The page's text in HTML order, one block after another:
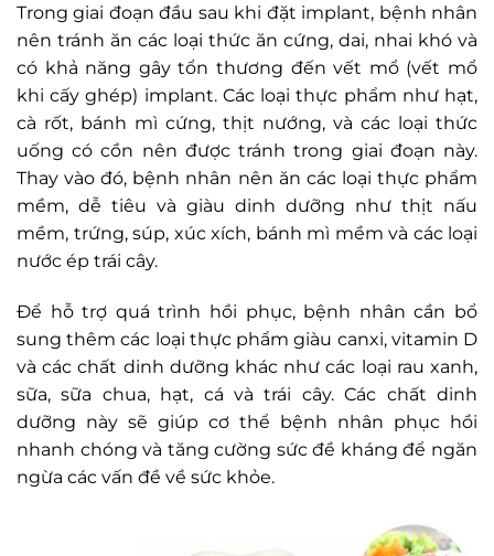
Trong giai đoạn đầu sau khi đặt implant, bệnh nhân
nên tránh ăn các loại thức ăn cứng, dai, nhai khó và
có khả năng gây tổn thương đến vết mổ (vết mổ
khi cấy ghép) implant. Các loại thực phẩm như hạt,
cà rốt, bánh mì cứng, thịt nướng, và các loại thức
uống có cồn nên được tránh trong giai đoạn này.
Thay vào đó, bệnh nhân nên ăn các loại thực phẩm
mềm, dễ tiêu và giàu dinh dưỡng như thịt nấu
mềm, trứng, súp, xúc xích, bánh mì mềm và các loại
nước ép trái cây.
Để hỗ trợ quá trình hồi phục, bệnh nhân cần bổ
sung thêm các loại thực phẩm giàu canxi, vitamin D
và các chất dinh dưỡng khác như các loại rau xanh,
sữa, sữa chua, hạt, cá và trái cây. Các chất dinh
dưỡng này sẽ giúp cơ thể bệnh nhân phục hồi
nhanh chóng và tăng cường sức đề kháng để ngăn
ngừa các vấn đề về sức khỏe.